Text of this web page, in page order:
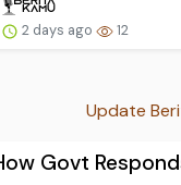
2 days ago 12
Update
Govt